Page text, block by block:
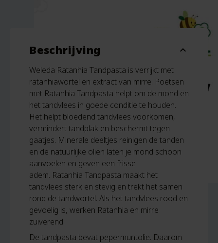
Beschrijving expand_more
Weleda Ratanhia Tandpasta is verrijkt met
ratanhiawortel en extract van mirre. Poetsen
met Ratanhia Tandpasta helpt om de mond en
het tandvlees in goede conditie te houden.
Het helpt bloedend tandvlees voorkomen,
vermindert tandplak en beschermt tegen
gaatjes. Minerale deeltjes reinigen de tanden
en de natuurlijke oliën laten je mond schoon
aanvoelen en geven een frisse
adem. Ratanhia Tandpasta maakt het
tandvlees sterk en stevig en trekt het samen
rond de tandwortel. Als het tandvlees rood en
gevoelig is, werken Ratanhia en mirre
zuiverend.
De tandpasta bevat pepermuntolie. Daarom